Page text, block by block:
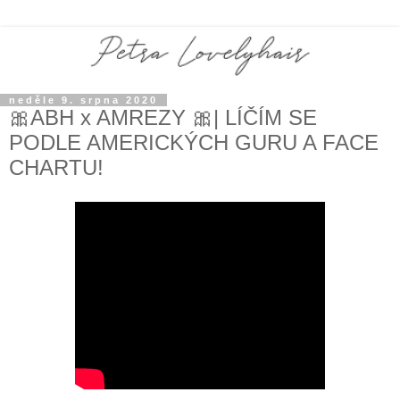
neděle 9. srpna 2020
🎀ABH x AMREZY 🎀| LÍČÍM SE
PODLE AMERICKÝCH GURU A FACE
CHARTU!